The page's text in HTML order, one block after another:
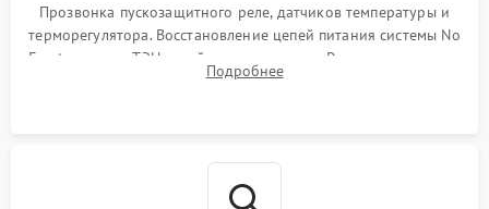
Прозвонка пускозащитного реле, датчиков температуры и
терморегулятора. Восстановление цепей питания системы No
Frost, включая ТЭН оттайки и вентилятор. Ремонт или замена
платы управления при сбоях алгоритмов.
Подробнее